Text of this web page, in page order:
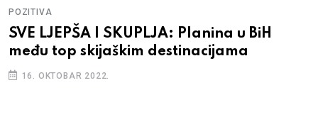
POZITIVA
SVE LJEPŠA I SKUPLJA: Planina u BiH
među top skijaškim destinacijama
16. OKTOBAR 2022.